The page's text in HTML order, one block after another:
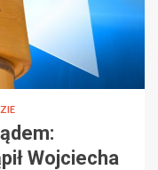
Wojciecha